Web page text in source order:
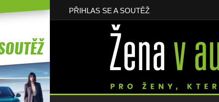
PŘIHLAS SE A SOUTĚŽ